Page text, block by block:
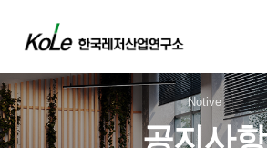
Notive
공지사항